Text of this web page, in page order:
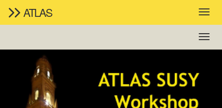
ATLAS